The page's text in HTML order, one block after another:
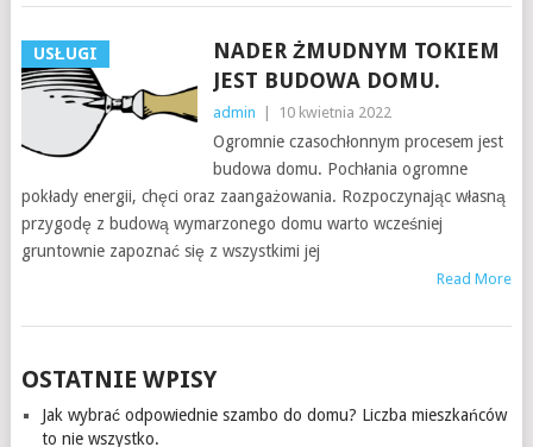
USŁUGI
NADER ŻMUDNYM TOKIEM
JEST BUDOWA DOMU.
admin 10 kwietnia 2022
Ogromnie czasochłonnym procesem jest
budowa domu. Pochłania ogromne
pokłady energii, chęci oraz zaangażowania. Rozpoczynając własną
przygodę z budową wymarzonego domu warto wcześniej
gruntownie zapoznać się z wszystkimi jej
Read More
OSTATNIE WPISY
Jak wybrać odpowiednie szambo do domu? Liczba mieszkańców
to nie wszystko.